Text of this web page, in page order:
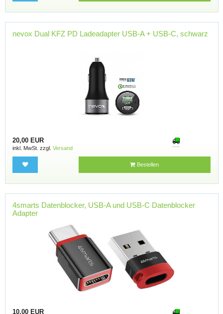
nevox Dual KFZ PD Ladeadapter USB-A + USB-C, schwarz
20,00 EUR
inkl. MwSt. zzgl. Versand
Bestellen
4smarts Datenblocker, USB-A und USB-C Datenblocker
Adapter
10,00 EUR